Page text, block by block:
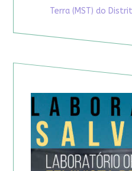
Terra (MST) do